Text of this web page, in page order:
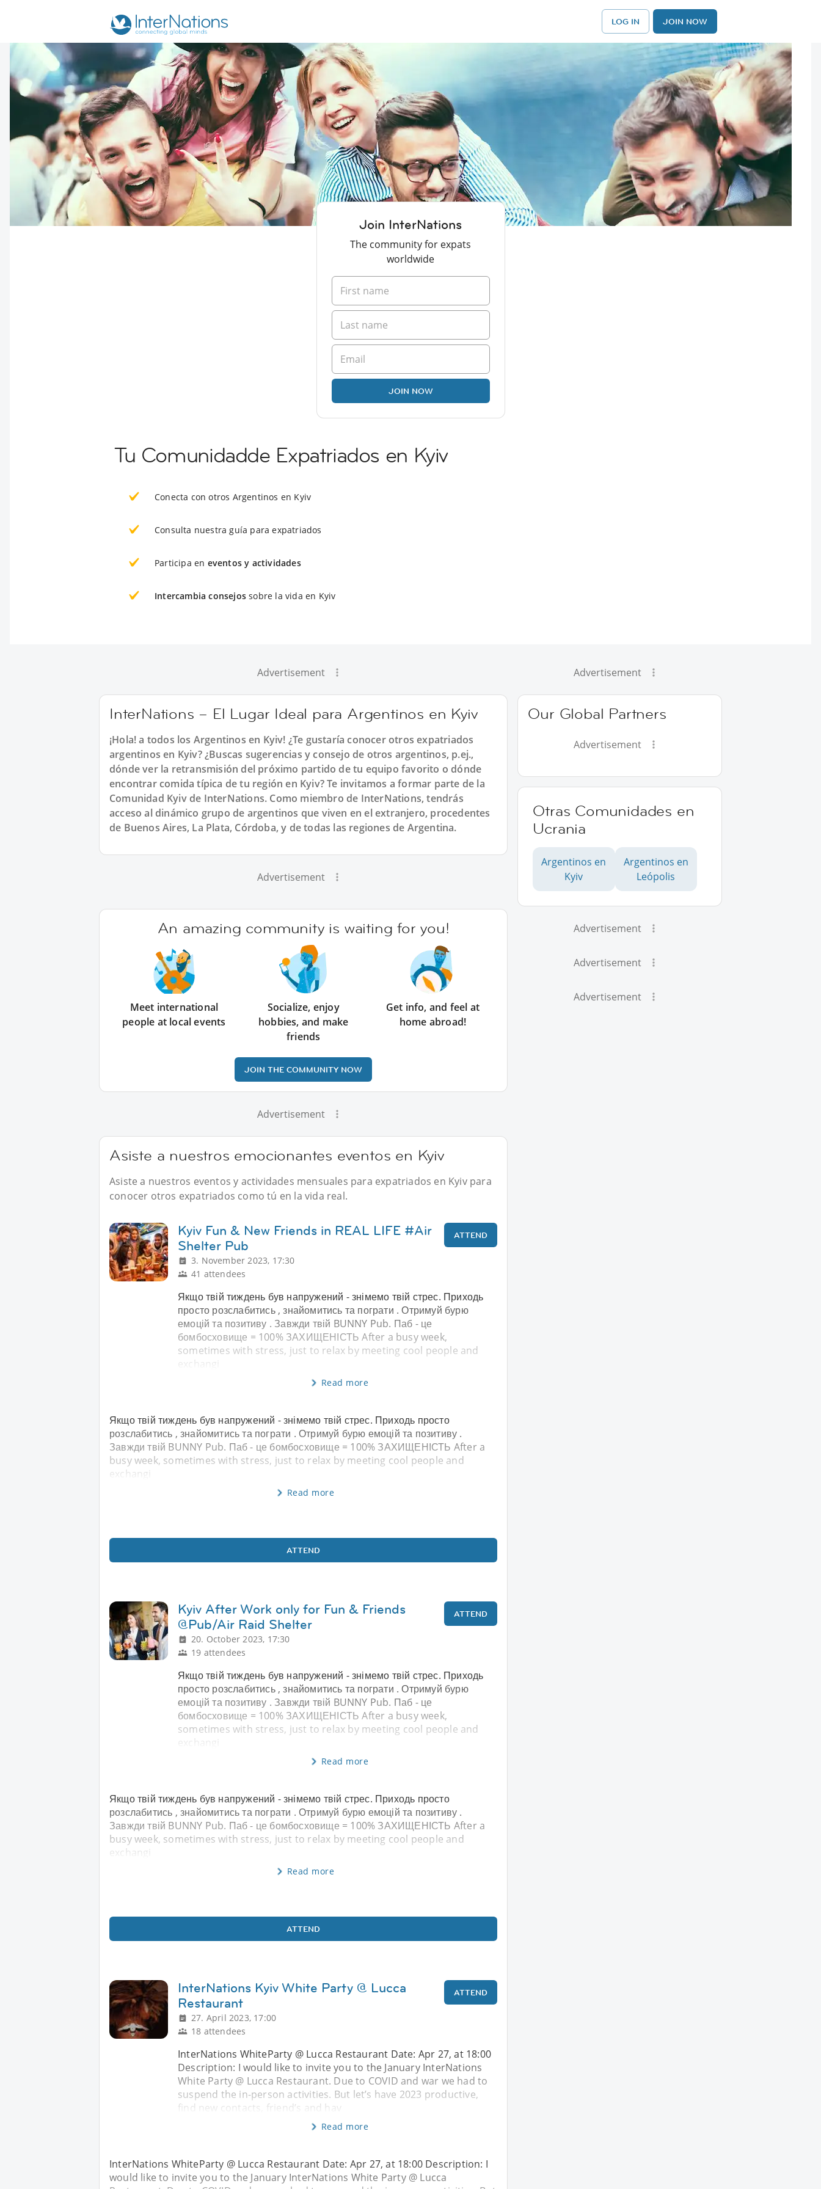
LOG IN JOIN NOW
Join InterNations
The community for expats
worldwide
JOIN NOW
Tu Comunidadde Expatriados en Kyiv
Conecta con otros Argentinos en Kyiv
Consulta nuestra guía para expatriados
Participa en eventos y actividades
Intercambia consejos sobre la vida en Kyiv
Advertisement
InterNations – El Lugar Ideal para Argentinos en Kyiv
¡Hola! a todos los Argentinos en Kyiv! ¿Te gustaría conocer otros expatriados
argentinos en Kyiv? ¿Buscas sugerencias y consejo de otros argentinos, p.ej.,
dónde ver la retransmisión del próximo partido de tu equipo favorito o dónde
encontrar comida típica de tu región en Kyiv? Te invitamos a formar parte de la
Comunidad Kyiv de InterNations. Como miembro de InterNations, tendrás
acceso al dinámico grupo de argentinos que viven en el extranjero, procedentes
de Buenos Aires, La Plata, Córdoba, y de todas las regiones de Argentina.
Advertisement
An amazing community is waiting for you!
Meet international
people at local events
Socialize, enjoy
hobbies, and make
friends
Get info, and feel at
home abroad!
JOIN THE COMMUNITY NOW
Advertisement
Asiste a nuestros emocionantes eventos en Kyiv
Asiste a nuestros eventos y actividades mensuales para expatriados en Kyiv para
conocer otros expatriados como tú en la vida real.
Kyiv Fun & New Friends in REAL LIFE #Air
Shelter Pub
3. November 2023, 17:30
41 attendees
ATTEND
Якщо твій тиждень був напружений - знімемо твій стрес. Приходь
просто розслабитись , знайомитись та пограти . Отримуй бурю
емоцій та позитиву . Завжди твій BUNNY Pub. Паб - це
бомбосховище = 100% ЗАХИЩЕНІСТЬ After a busy week,
sometimes with stress, just to relax by meeting cool people and
Read more
Якщо твій тиждень був напружений - знімемо твій стрес. Приходь просто
розслабитись , знайомитись та пограти . Отримуй бурю емоцій та позитиву .
Завжди твій BUNNY Pub. Паб - це бомбосховище = 100% ЗАХИЩЕНІСТЬ After a
busy week, sometimes with stress, just to relax by meeting cool people and
exchangi
Read more
ATTEND
Kyiv After Work only for Fun & Friends
@Pub/Air Raid Shelter
20. October 2023, 17:30
19 attendees
ATTEND
Якщо твій тиждень був напружений - знімемо твій стрес. Приходь
просто розслабитись , знайомитись та пограти . Отримуй бурю
емоцій та позитиву . Завжди твій BUNNY Pub. Паб - це
бомбосховище = 100% ЗАХИЩЕНІСТЬ After a busy week,
sometimes with stress, just to relax by meeting cool people and
Read more
Якщо твій тиждень був напружений - знімемо твій стрес. Приходь просто
розслабитись , знайомитись та пограти . Отримуй бурю емоцій та позитиву .
Завжди твій BUNNY Pub. Паб - це бомбосховище = 100% ЗАХИЩЕНІСТЬ After a
busy week, sometimes with stress, just to relax by meeting cool people and
exchangi
Read more
ATTEND
InterNations Kyiv White Party @ Lucca
Restaurant
27. April 2023, 17:00
18 attendees
ATTEND
InterNations WhiteParty @ Lucca Restaurant Date: Apr 27, at 18:00
Description: I would like to invite you to the January InterNations
White Party @ Lucca Restaurant. Due to COVID and war we had to
suspend the in-person activities. But let’s have 2023 productive,
find new contacts, friend’s and hav
Read more
InterNations WhiteParty @ Lucca Restaurant Date: Apr 27, at 18:00 Description: I
would like to invite you to the January InterNations White Party @ Lucca
Advertisement
Our Global Partners
Advertisement
Otras Comunidades en
Ucrania
Argentinos en
Kyiv
Argentinos en
Leópolis
Advertisement
Advertisement
Advertisement